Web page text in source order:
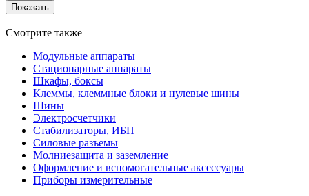
Смотрите также
Модульные аппараты
Стационарные аппараты
Шкафы, боксы
Клеммы, клеммные блоки и нулевые шины
Шины
Электросчетчики
Стабилизаторы, ИБП
Силовые разъемы
Молниезащита и заземление
Оформление и вспомогательные аксессуары
Приборы измерительные